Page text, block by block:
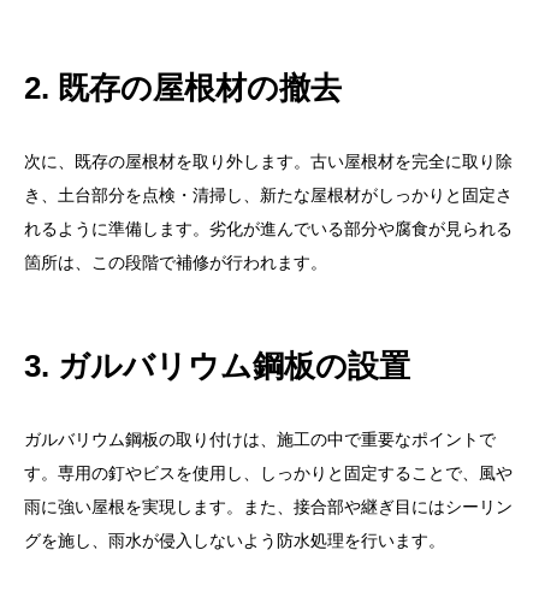
2. 既存の屋根材の撤去
次に、既存の屋根材を取り外します。古い屋根材を完全に取り除
き、土台部分を点検・清掃し、新たな屋根材がしっかりと固定さ
れるように準備します。劣化が進んでいる部分や腐食が見られる
箇所は、この段階で補修が行われます。
3. ガルバリウム鋼板の設置
ガルバリウム鋼板の取り付けは、施工の中で重要なポイントで
す。専用の釘やビスを使用し、しっかりと固定することで、風や
雨に強い屋根を実現します。また、接合部や継ぎ目にはシーリン
グを施し、雨水が侵入しないよう防水処理を行います。